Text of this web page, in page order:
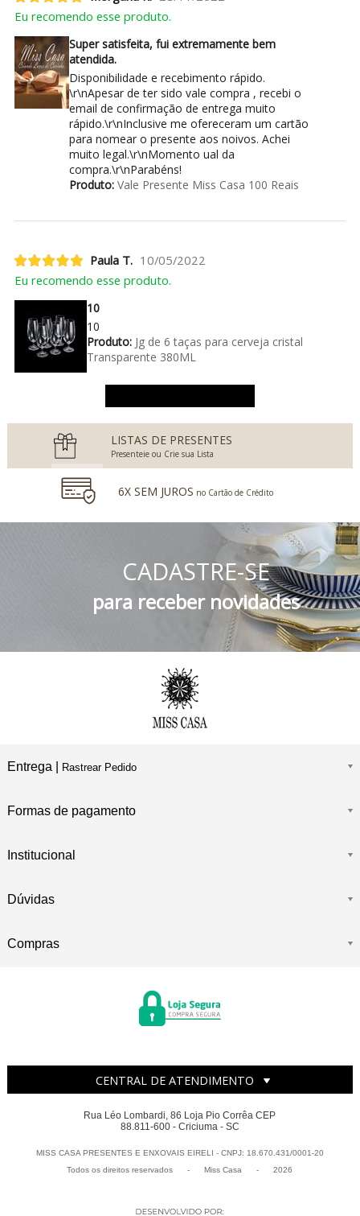
Eu recomendo esse produto.
Super satisfeita, fui extremamente bem
atendida.
Disponibilidade e recebimento rápido.
\r\nApesar de ter sido vale compra , recebi o
email de confirmação de entrega muito
rápido.\r\nInclusive me ofereceram um cartão
para nomear o presente aos noivos. Achei
muito legal.\r\nMomento ual da
compra.\r\nParabéns!
Produto:Vale Presente Miss Casa 100 Reais
Paula T. 10/05/2022
Eu recomendo esse produto.
10
10
Produto:Jg de 6 taças para cerveja cristal
Transparente 380ML
LISTAS DE PRESENTES
Presenteie ou Crie sua Lista
6X SEM JUROS no Cartão de Crédito
no Boleto Bancário e PIX
FRETE GRÁTIS Consulte o Regulamento
CADASTRE-SE
para receber novidades
Entrega | Rastrear Pedido
Formas de pagamento
Institucional
Dúvidas
Compras
CENTRAL DE ATENDIMENTO
Rua Léo Lombardi, 86 Loja Pio Corrêa CEP
88.811-600 - Criciuma - SC
MISS CASA PRESENTES E ENXOVAIS EIRELI - CNPJ: 18.670.431/0001-20
Todos os direitos reservados
- Miss Casa - 2026